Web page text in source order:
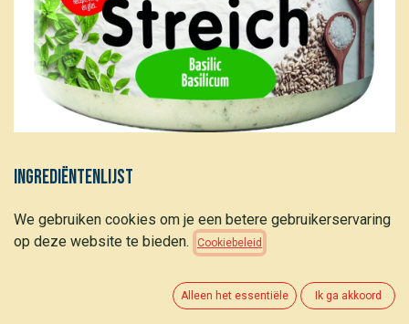
Ingrediëntenlijst
%,courgette*, citroensap* uit citroensapconcentraat*,
basilicum* 6 %, uien*, aardappelzetmeel*, steenzout.
We gebruiken cookies om je een betere gebruikerservaring
op deze website te bieden.
Cookiebeleid
Alleen het essentiële Ik ga akkoord